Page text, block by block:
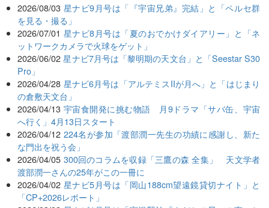
2026/08/03 星ナビ9月号は「『宇宙兄弟』完結」と「ペルセ群
を見る・撮る」
2026/07/01 星ナビ8月号は「夏のおでかけダイアリー」と「ネ
ットワークカメラで火球をゲット」
2026/06/02 星ナビ7月号は「黎明期の天文台」と「Seestar S30
Pro」
2026/04/28 星ナビ6月号は「アルテミスIIが月へ」と「はじまり
の倉敷天文台」
2026/04/13 宇宙食開発に挑む物語 月9ドラマ「サバ缶、宇宙
へ行く」4月13日スタート
2026/04/12 224名が参加「渡部潤一先生の功績に感謝し、新た
な門出を祝う会」
2026/04/05 300回のコラムを収録「三鷹の森 全集」 天文学者
渡部潤一さんの25年がこの一冊に
2026/04/02 星ナビ5月号は「岡山188cm望遠鏡貸切ナイト」と
「CP+2026レポート」